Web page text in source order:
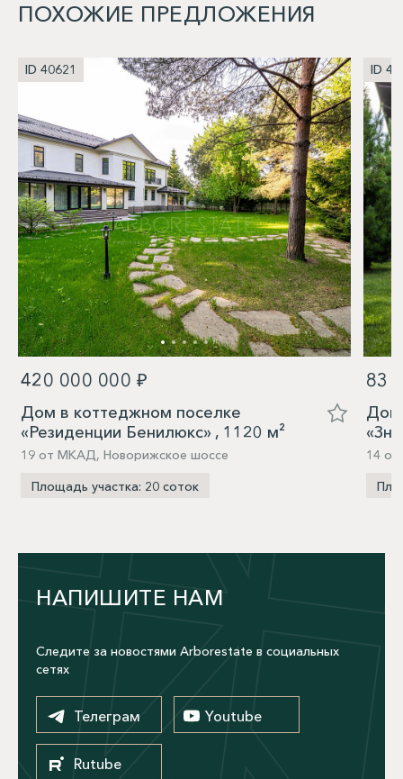
ПОХОЖИЕ ПРЕДЛОЖЕНИЯ
ID 40621
420 000 000 ₽
Дом в коттеджном поселке
«Резиденции Бенилюкс» , 1120 м²
19 от МКАД, Новорижское шоссе
Площадь участка: 20 соток
ID
83
Дом
14
НАПИШИТЕ НАМ
Следите за новостями Arborestate в социальных
сетях
Телеграм Youtube
Rutube